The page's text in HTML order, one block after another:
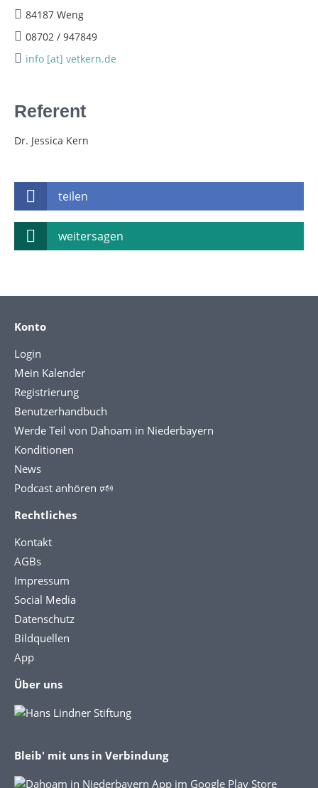
84187 Weng
08702 / 947849
info [at] vetkern.de
Referent
Dr. Jessica Kern
teilen
weitersagen
Konto
Login
Mein Kalender
Registrierung
Benutzerhandbuch
Werde Teil von Dahoam in Niederbayern
Konditionen
News
Podcast anhören 🕬
Rechtliches
Kontakt
AGBs
Impressum
Social Media
Datenschutz
Bildquellen
App
Über uns
Bleib' mit uns in Verbindung